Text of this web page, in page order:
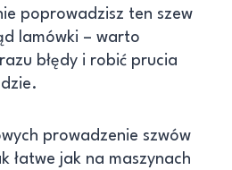
poprowadzisz ten szew
lamówki – warto
błędy i robić prucia
prowadzenie szwów
łatwe jak na maszynach